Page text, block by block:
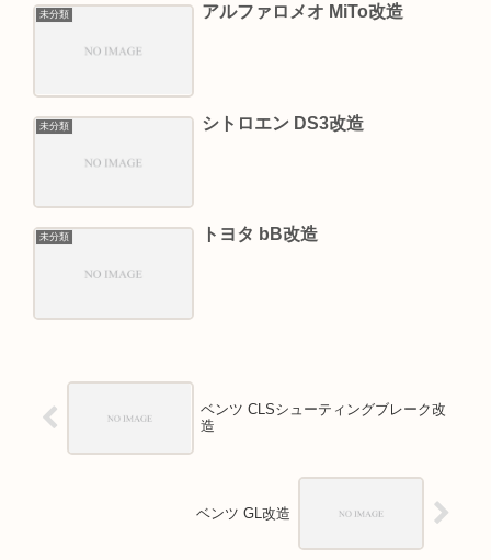
未分類 アルファロメオ MiTo改造
未分類 シトロエン DS3改造
未分類 トヨタ bB改造
ベンツ CLSシューティングブレーク改
造
ベンツ GL改造